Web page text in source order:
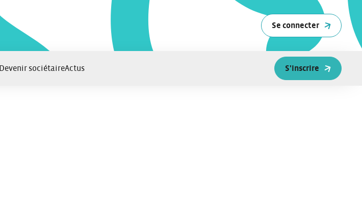
Se connecter
Devenir sociétaireActus S'inscrire